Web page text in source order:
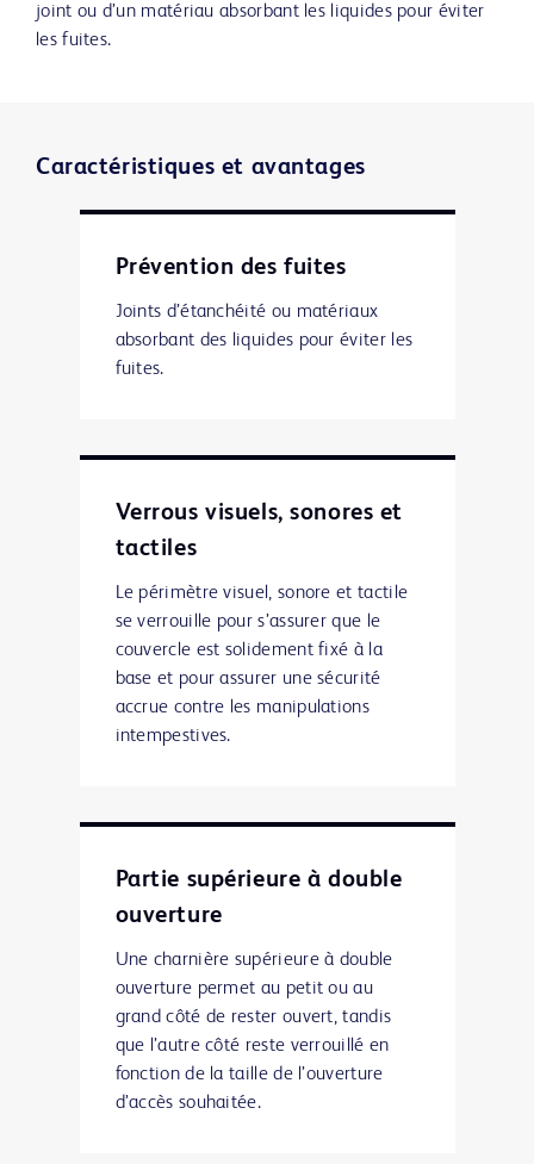
joint ou d’un matériau absorbant les liquides pour éviter
les fuites.
Caractéristiques et avantages
Prévention des fuites
Joints d’étanchéité ou matériaux
absorbant des liquides pour éviter les
fuites.
Verrous visuels, sonores et
tactiles
Le périmètre visuel, sonore et tactile
se verrouille pour s’assurer que le
couvercle est solidement fixé à la
base et pour assurer une sécurité
accrue contre les manipulations
intempestives.
Partie supérieure à double
ouverture
Une charnière supérieure à double
ouverture permet au petit ou au
grand côté de rester ouvert, tandis
que l’autre côté reste verrouillé en
fonction de la taille de l’ouverture
d’accès souhaitée.